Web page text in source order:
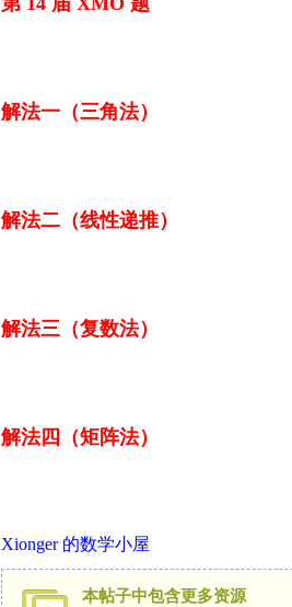
解法一（三角法）
解法二（线性递推）
解法三（复数法）
解法四（矩阵法）
Xionger 的数学小屋
本帖子中包含更多资源